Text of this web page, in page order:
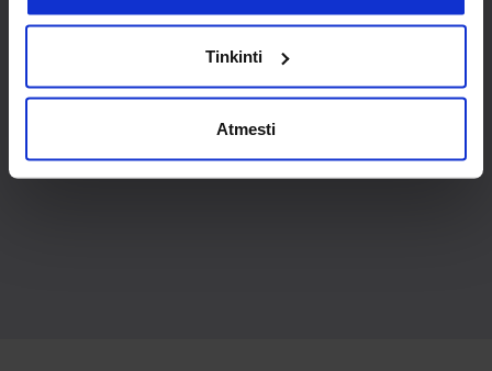
Tinkinti
Atmesti